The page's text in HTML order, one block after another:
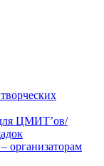
ЦМИТ’ов/
организаторам